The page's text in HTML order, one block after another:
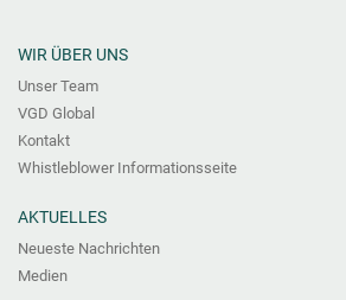
WIR ÜBER UNS
Unser Team
VGD Global
Kontakt
Whistleblower Informationsseite
AKTUELLES
Neueste Nachrichten
Medien